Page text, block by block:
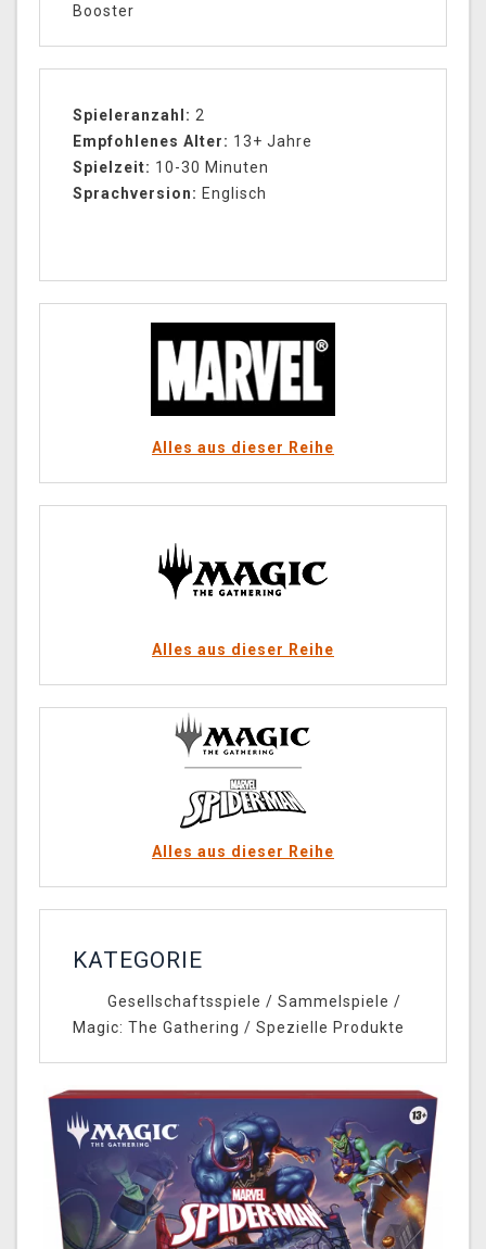
Booster
Spieleranzahl: 2
Empfohlenes Alter: 13+ Jahre
Spielzeit: 10-30 Minuten
Sprachversion: Englisch
Alles aus dieser Reihe
Alles aus dieser Reihe
Alles aus dieser Reihe
KATEGORIE
Gesellschaftsspiele / Sammelspiele /
Magic: The Gathering / Spezielle Produkte